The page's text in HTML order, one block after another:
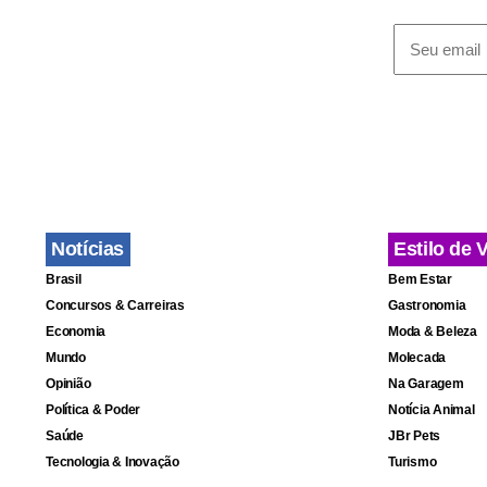
aumento
Executivo
sendo
Notícias
Brasil
Concursos & Carreiras
Economia
Mundo
Opinião
Política & Poder
Saúde
Tecnologia & Inovação
Estilo de
Bem Estar
Gastronomia
Moda & Beleza
Molecada
Na Garagem
Notícia Animal
JBr Pets
Turismo